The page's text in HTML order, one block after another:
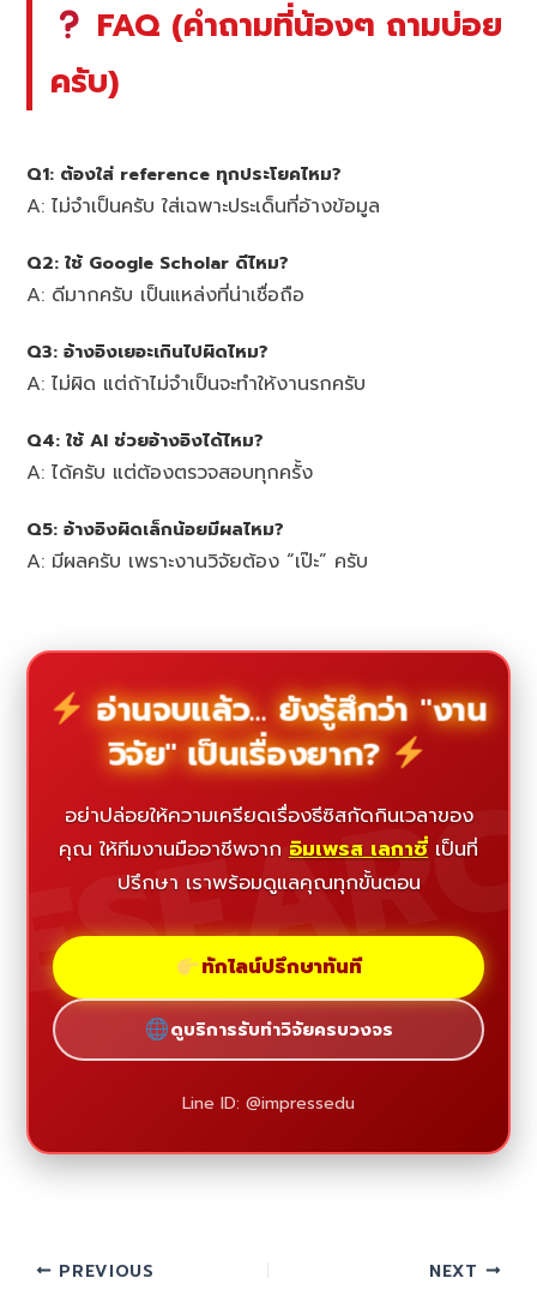
FAQ (คำถามที่น้องๆ ถามบ่อย
ครับ)
Q1: ต้องใส่ reference ทุกประโยคไหม?
A: ไม่จำเป็นครับ ใส่เฉพาะประเด็นที่อ้างข้อมูล
Q2: ใช้ Google Scholar ดีไหม?
A: ดีมากครับ เป็นแหล่งที่น่าเชื่อถือ
Q3: อ้างอิงเยอะเกินไปผิดไหม?
A: ไม่ผิด แต่ถ้าไม่จำเป็นจะทำให้งานรกครับ
Q4: ใช้ AI ช่วยอ้างอิงได้ไหม?
A: ได้ครับ แต่ต้องตรวจสอบทุกครั้ง
Q5: อ้างอิงผิดเล็กน้อยมีผลไหม?
A: มีผลครับ เพราะงานวิจัยต้อง “เป๊ะ” ครับ
อ่านจบแล้ว... ยังรู้สึกว่า "งาน
วิจัย" เป็นเรื่องยาก?
อย่าปล่อยให้ความเครียดเรื่องธีซิสกัดกินเวลาของ
คุณ ให้ทีมงานมืออาชีพจาก อิมเพรส เลกาซี่ เป็นที่
ปรึกษา เราพร้อมดูแลคุณทุกขั้นตอน
ทักไลน์ปรึกษาทันที
ดูบริการรับทำวิจัยครบวงจร
Line ID: @impressedu
PREVIOUS NEXT